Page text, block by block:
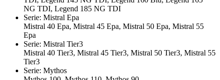
NG TDI, Legend 185 NG TDI
Serie: Mistral Epa
Mistral 40 Epa, Mistral 45 Epa, Mistral 50 Epa, Mistral 55
Epa
Serie: Mistral Tier3
Mistral 40 Tier3, Mistral 45 Tier3, Mistral 50 Tier3, Mistral 55
Tier3
Serie: Mythos